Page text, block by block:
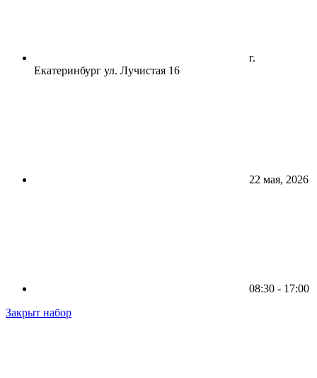
г.
Екатеринбург ул. Лучистая 16
22 мая, 2026
08:30 - 17:00
Закрыт набор